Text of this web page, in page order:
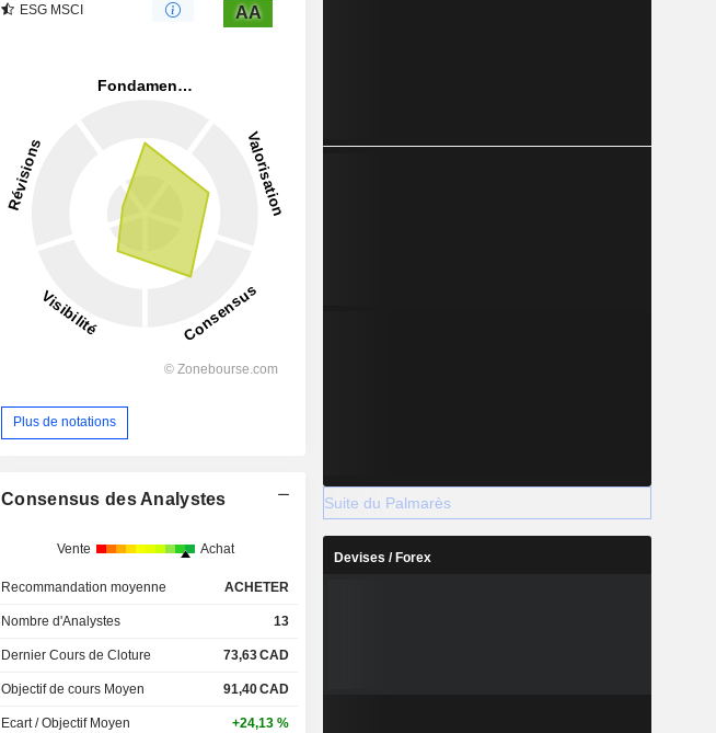
ESG MSCI AA
Plus de notations
Consensus des Analystes
Vente Achat
Recommandation moyenne ACHETER
Nombre d'Analystes 13
Dernier Cours de Cloture 73,63CAD
Objectif de cours Moyen 91,40CAD
Ecart / Objectif Moyen +24,13 %
Suite du Palmarès
Devises / Forex